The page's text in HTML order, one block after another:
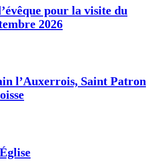
pour la visite du
2026
l’Auxerrois, Saint Patron